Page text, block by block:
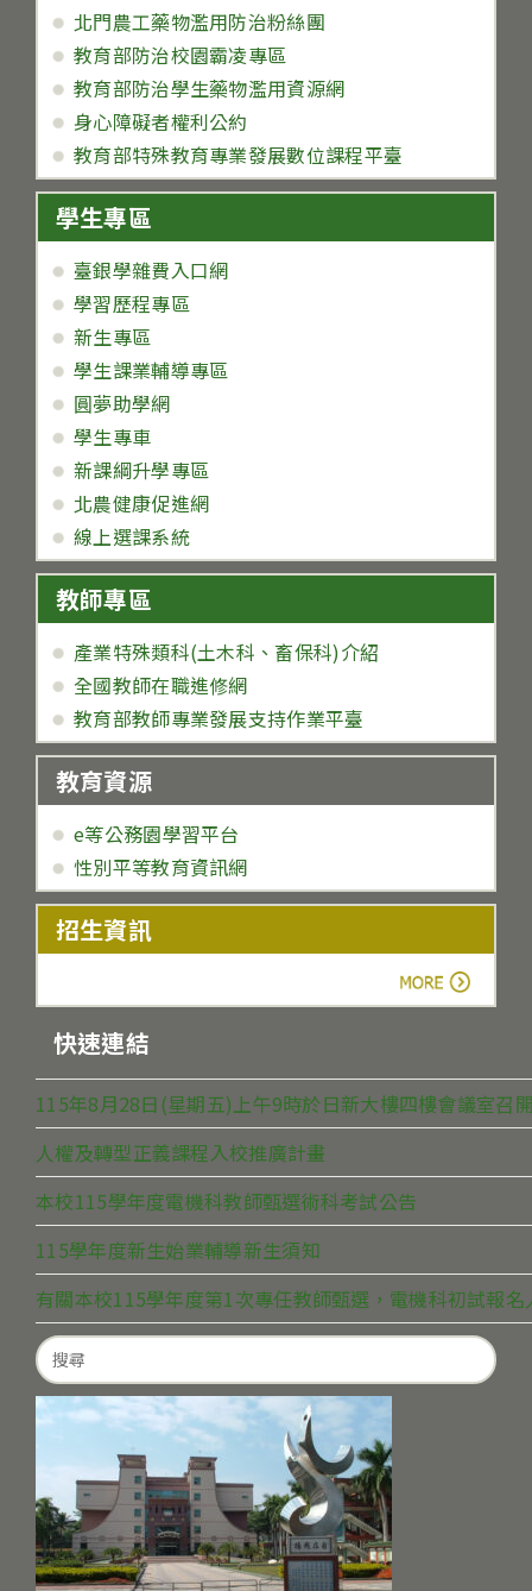
北門農工藥物濫用防治粉絲團
教育部防治校園霸凌專區
教育部防治學生藥物濫用資源網
身心障礙者權利公約
教育部特殊教育專業發展數位課程平臺
學生專區
臺銀學雜費入口網
學習歷程專區
新生專區
學生課業輔導專區
圓夢助學網
學生專車
新課綱升學專區
北農健康促進網
線上選課系統
教師專區
產業特殊類科(土木科、畜保科)介紹
全國教師在職進修網
教育部教師專業發展支持作業平臺
教育資源
e等公務園學習平台
性別平等教育資訊網
招生資訊
快速連結
115年8月28日(星期五)上午9時於日新大樓四樓會議室
人權及轉型正義課程入校推廣計畫
本校115學年度電機科教師甄選術科考試公告
115學年度新生始業輔導新生須知
有關本校115學年度第1次專任教師甄選，電機科初試報
Search
for: